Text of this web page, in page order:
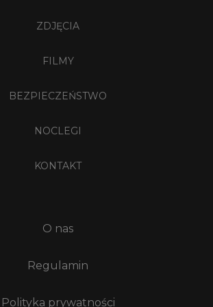
ZDJĘCIA
FILMY
BEZPIECZEŃSTWO
NOCLEGI
KONTAKT
O nas
Regulamin
Polityka prywatności